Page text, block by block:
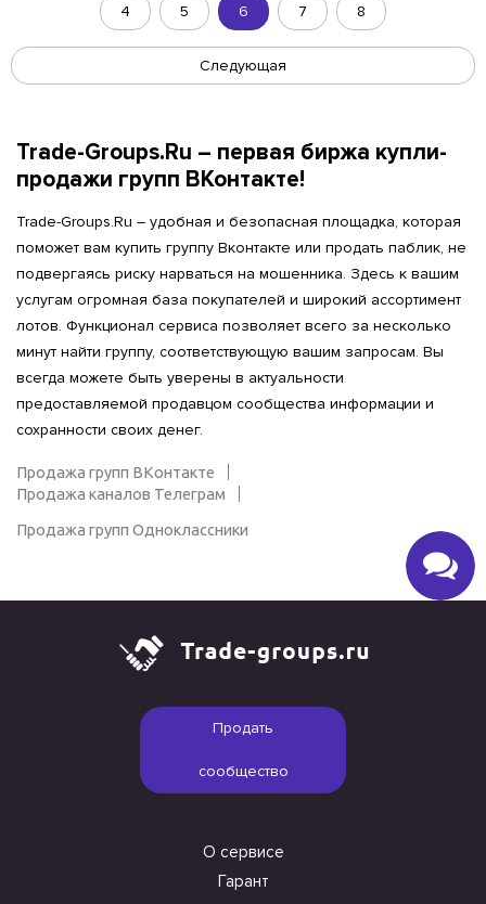
4 5 6 7 8
Следующая
Trade-Groups.Ru – первая биржа купли-
продажи групп ВКонтакте!
Trade-Groups.Ru – удобная и безопасная площадка, которая
поможет вам купить группу Вконтакте или продать паблик, не
подвергаясь риску нарваться на мошенника. Здесь к вашим
услугам огромная база покупателей и широкий ассортимент
лотов. Функционал сервиса позволяет всего за несколько
минут найти группу, соответствующую вашим запросам. Вы
всегда можете быть уверены в актуальности
предоставляемой продавцом сообщества информации и
сохранности своих денег.
Продажа групп ВКонтакте
Продажа каналов Телеграм
Продажа групп Одноклассники
Продать
сообщество
О сервисе
Гарант